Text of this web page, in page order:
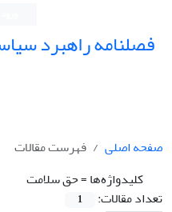
فصلنامه راهبرد
صفحه اصلی
فهرست مقالات
کلیدواژه‌ها =حق سلامت
تعداد مقالات:
1